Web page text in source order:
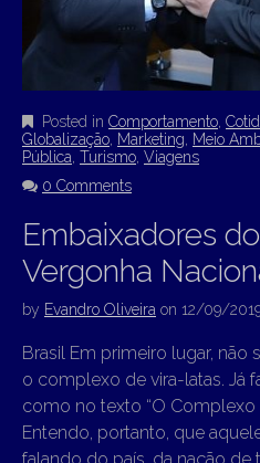
Posted in Comportamento
Globalização Marketing Meio
Pública Turismo Viagens
0 Comments
Embaixadores
Vergonha
by Evandro Oliveira on 12/09/
Brasil Em primeiro lugar,
o complexo de vira-latas. Já
como no texto “O Complexo
Entendo, portanto, que